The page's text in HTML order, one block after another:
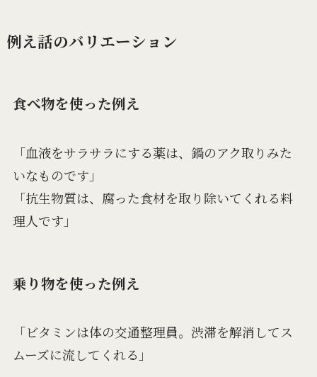
例え話のバリエーション
食べ物を使った例え
「血液をサラサラにする薬は、鍋のアク取りみた
いなものです」
「抗生物質は、腐った食材を取り除いてくれる料
理人です」
乗り物を使った例え
「ビタミンは体の交通整理員。渋滞を解消してス
ムーズに流してくれる」